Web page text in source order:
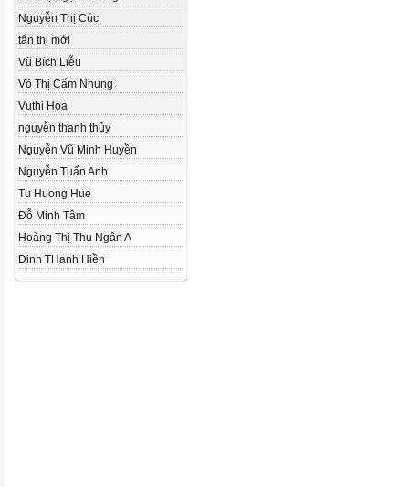
Nguyễn Thị Cúc
tẩn thị mới
Vũ Bích Liễu
Võ Thị Cẩm Nhung
Vuthi Hoa
nguyễn thanh thủy
Nguyễn Vũ Minh Huyền
Nguyễn Tuấn Anh
Tu Huong Hue
Đỗ Minh Tâm
Hoàng Thị Thu Ngân A
Đinh THanh Hiền